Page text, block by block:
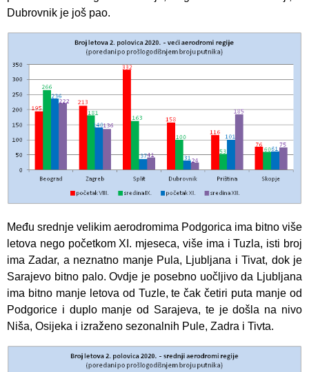
Dubrovnik je još pao.
Među srednje velikim aerodromima Podgorica ima bitno više
letova nego početkom XI. mjeseca, više ima i Tuzla, isti broj
ima Zadar, a neznatno manje Pula, Ljubljana i Tivat, dok je
Sarajevo bitno palo. Ovdje je posebno uočljivo da Ljubljana
ima bitno manje letova od Tuzle, te čak četiri puta manje od
Podgorice i duplo manje od Sarajeva, te je došla na nivo
Niša, Osijeka i izraženo sezonalnih Pule, Zadra i Tivta.